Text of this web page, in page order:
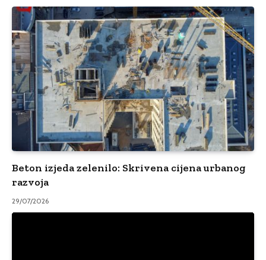
Beton izjeda zelenilo: Skrivena cijena urbanog
razvoja
29/07/2026